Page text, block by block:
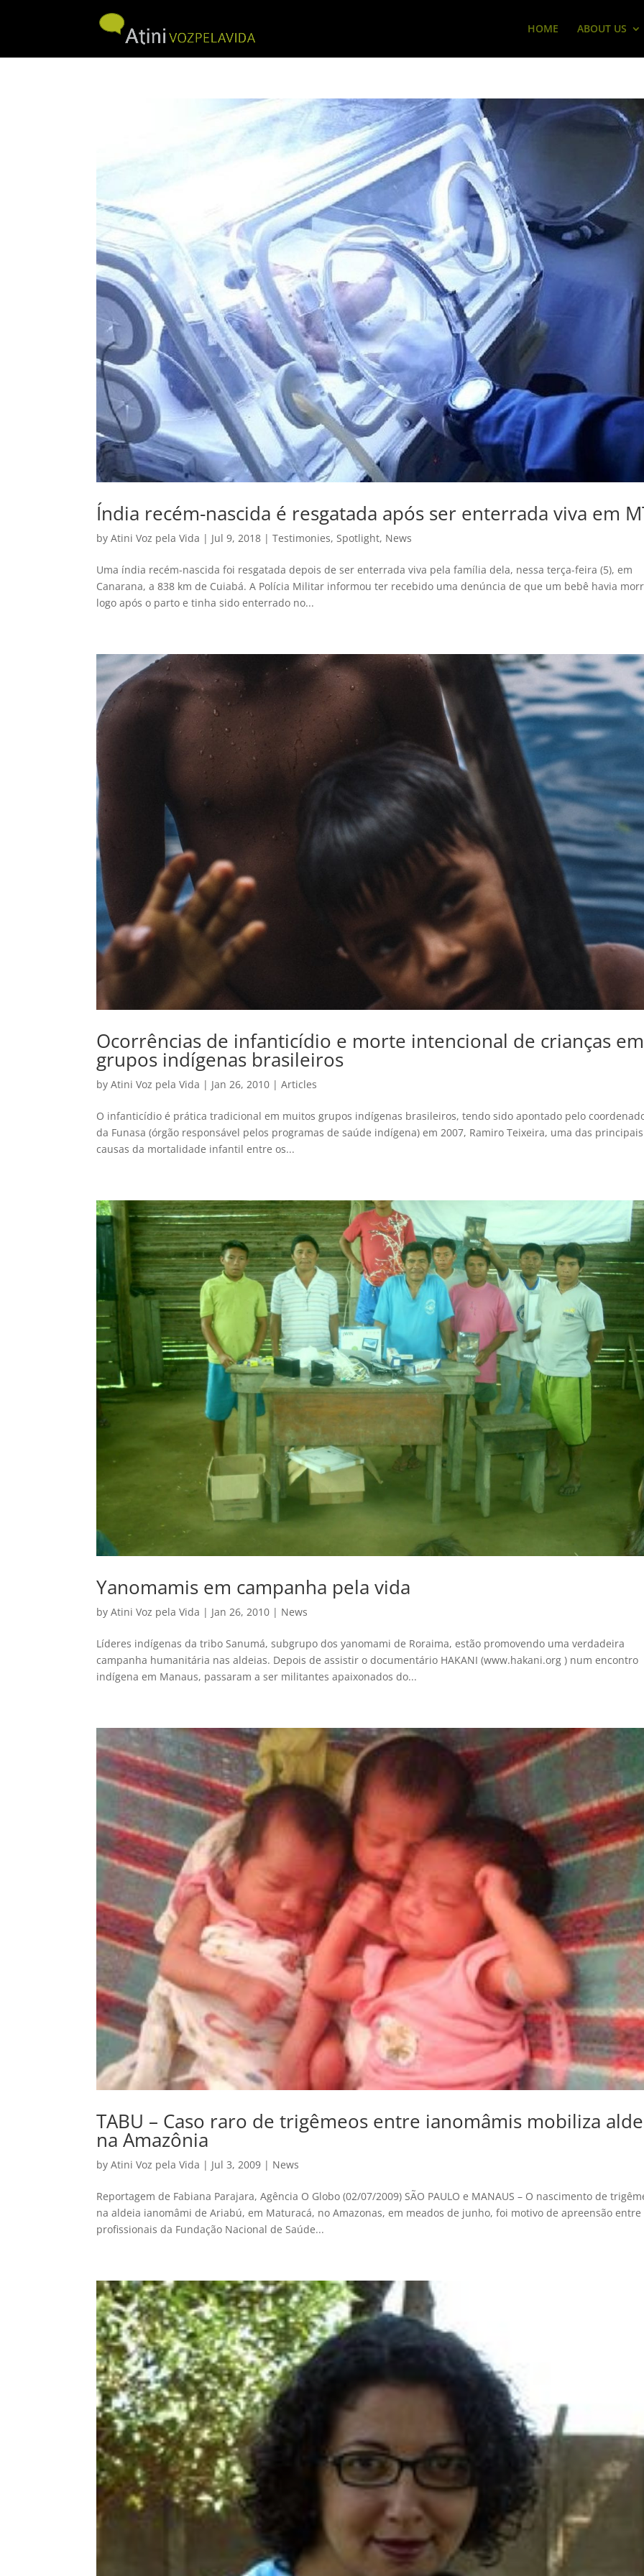
HOME ABOUT US
Índia recém-nascida é resgatada após ser enterrada viva em
byAtini Voz pela Vida | Jul 9, 2018 |Testimonies,Spotlight, News
Uma índia recém-nascida foi resgatada depois de ser enterrada viva pela família dela, nessa terça-feira (5), em
Canarana, a 838 km de Cuiabá. A Polícia Militar informou ter recebido uma denúncia de que um bebê havia
logo após o parto e tinha sido enterrado no...
Ocorrências de infanticídio e morte intencional de crianças em
grupos indígenas brasileiros
byAtini Voz pela Vida | Jan 26, 2010 |Articles
O infanticídio é prática tradicional em muitos grupos indígenas brasileiros, tendo sido apontado pelo
da Funasa (órgão responsável pelos programas de saúde indígena) em 2007, Ramiro Teixeira, uma das principais
causas da mortalidade infantil entre os...
Yanomamis em campanha pela vida
byAtini Voz pela Vida | Jan 26, 2010 | News
Líderes indígenas da tribo Sanumá, subgrupo dos yanomami de Roraima, estão promovendo uma verdadeira
campanha humanitária nas aldeias. Depois de assistir o documentário HAKANI (www.hakani.org ) num encontro
indígena em Manaus, passaram a ser militantes apaixonados do...
TABU – Caso raro de trigêmeos entre ianomâmis mobiliza
na Amazônia
byAtini Voz pela Vida | Jul 3, 2009 | News
Reportagem de Fabiana Parajara, Agência O Globo (02/07/2009) SÃO PAULO e MANAUS – O nascimento de
na aldeia ianomâmi de Ariabú, em Maturacá, no Amazonas, em meados de junho, foi motivo de apreensão entre
profissionais da Fundação Nacional de Saúde...